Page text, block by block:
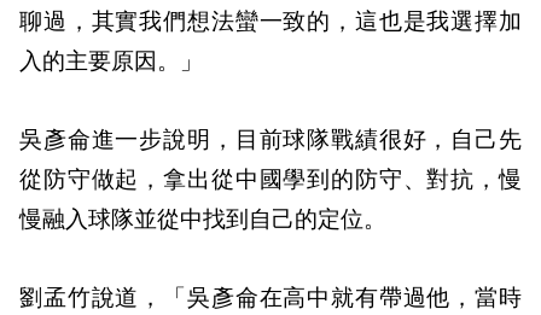
聊過，其實我們想法蠻一致的，這也是我選擇加
入的主要原因。」
吳彥侖進一步說明，目前球隊戰績很好，自己先
從防守做起，拿出從中國學到的防守、對抗，慢
慢融入球隊並從中找到自己的定位。
劉孟竹說道，「吳彥侖在高中就有帶過他，當時